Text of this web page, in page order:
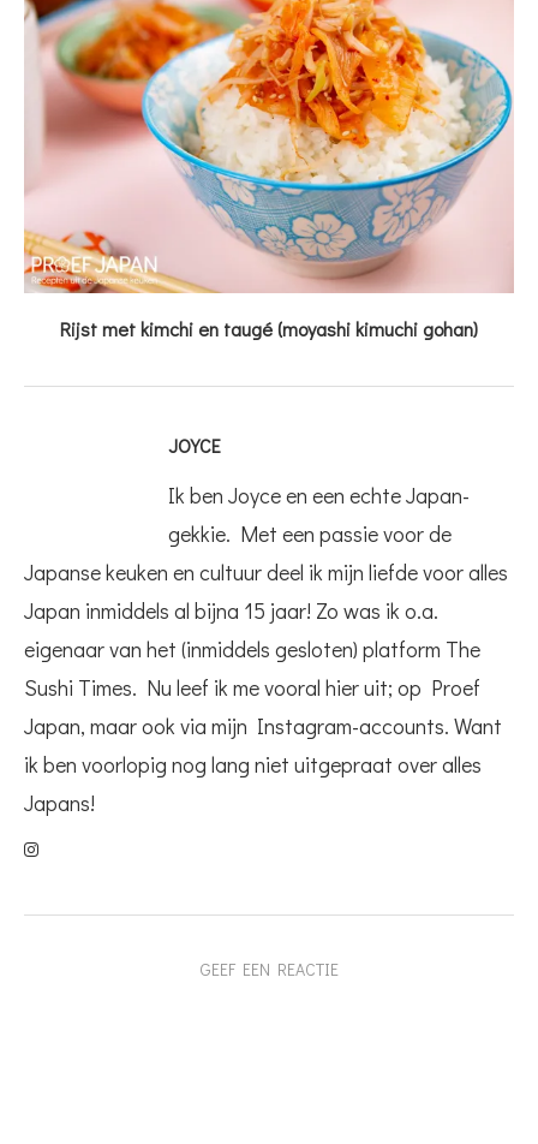
Rijst met kimchi en taugé (moyashi kimuchi gohan)
JOYCE
Ik ben Joyce en een echte Japan-
gekkie. Met een passie voor de
Japanse keuken en cultuur deel ik mijn liefde voor alles
Japan inmiddels al bijna 15 jaar! Zo was ik o.a.
eigenaar van het (inmiddels gesloten) platform The
Sushi Times. Nu leef ik me vooral hier uit; op Proef
Japan, maar ook via mijn Instagram-accounts. Want
ik ben voorlopig nog lang niet uitgepraat over alles
Japans!
GEEF EEN REACTIE